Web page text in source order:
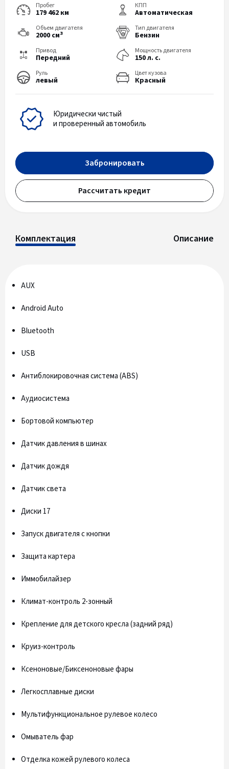
Пробег
179 462 км
КПП
Автоматическая
Объем двигателя
2000 см3
Тип двигателя
Бензин
Привод
Передний
Мощность двигателя
150 л. с.
Руль
левый
Цвет кузова
Красный
Юридически чистый
и проверенный автомобиль
Забронировать
Рассчитать кредит
Комплектация Описание
AUX
Android Auto
Bluetooth
USB
Антиблокировочная система (ABS)
Аудиосистема
Бортовой компьютер
Датчик давления в шинах
Датчик дождя
Датчик света
Диски 17
Запуск двигателя с кнопки
Защита картера
Иммобилайзер
Климат-контроль 2-зонный
Крепление для детского кресла (задний ряд)
Круиз-контроль
Ксеноновые/Биксеноновые фары
Легкосплавные диски
Мультифункциональное рулевое колесо
Омыватель фар
Отделка кожей рулевого колеса